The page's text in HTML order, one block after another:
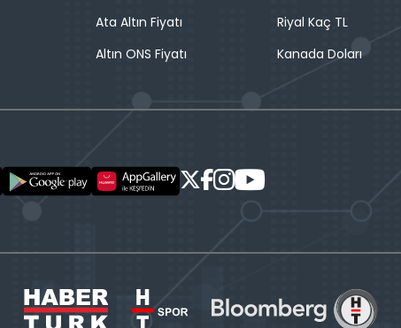
Ata Altın Fiyatı
Altın ONS Fiyatı
Riyal Kaç TL
Kanada Doları